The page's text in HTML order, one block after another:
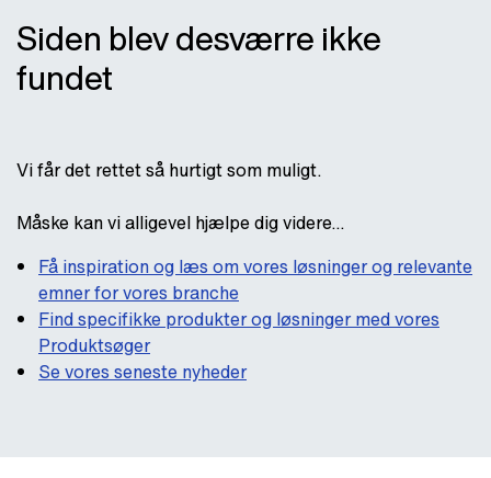
Siden blev desværre ikke
fundet
Vi får det rettet så hurtigt som muligt.
Måske kan vi alligevel hjælpe dig videre...
Få inspiration og læs om vores løsninger og relevante
emner for vores branche
Find specifikke produkter og løsninger med vores
Produktsøger
Se vores seneste nyheder